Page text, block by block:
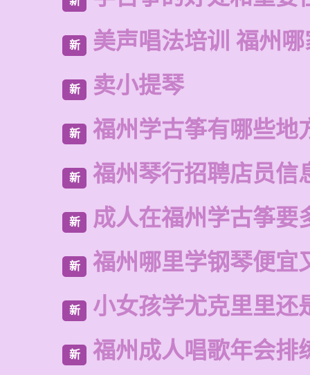
新 美声唱法培训 福州
新 卖小提琴
新 福州学古筝有哪些地
新 福州琴行招聘店员信
新 成人在福州学古筝要
新 福州哪里学钢琴便宜
新 小女孩学尤克里里还
新 福州成人唱歌年会排